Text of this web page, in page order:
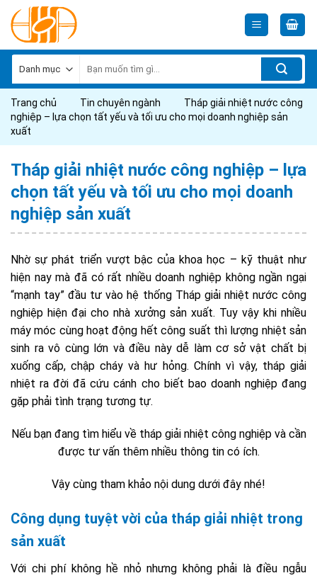
Skip
to
content
kiếm:
Trang chủ Tin chuyên ngành
Tháp giải nhiệt nước công
nghiệp – lựa chọn tất yếu và tối ưu cho mọi doanh nghiệp sản
xuất
Tháp giải nhiệt nước công nghiệp – lựa
chọn tất yếu và tối ưu cho mọi doanh
nghiệp sản xuất
Nhờ sự phát triển vượt bậc của khoa học – kỹ thuật như
hiện nay mà đã có rất nhiều doanh nghiệp không ngần ngại
“mạnh tay” đầu tư vào hệ thống Tháp giải nhiệt nước công
nghiệp hiện đại cho nhà xưởng sản xuất. Tuy vậy khi nhiều
máy móc cùng hoạt động hết công suất thì lượng nhiệt sản
sinh ra vô cùng lớn và điều này dễ làm cơ sở vật chất bị
xuống cấp, chập cháy và hư hỏng. Chính vì vậy, tháp giải
nhiệt ra đời đã cứu cánh cho biết bao doanh nghiệp đang
gặp phải tình trạng tương tự.
Nếu bạn đang tìm hiểu về tháp giải nhiệt công nghiệp và cần
được tư vấn thêm nhiều thông tin có ích.
Vậy cùng tham khảo nội dung dưới đây nhé!
Công dụng tuyệt vời của tháp giải nhiệt trong
sản xuất
Với chi phí không hề nhỏ nhưng không phải là điều ngẫu